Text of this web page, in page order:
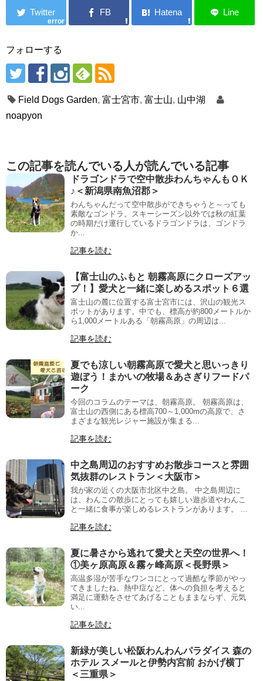
error
フォローする
Field Dogs Garden, 富士宮市, 富士山, 山中湖
noapyon
この記事を読んでいる人が読んでいる記事
ドラゴンドラで空中散歩わんちゃんもＯＫ
♪＜新潟県南魚沼郡＞
わんちゃんだって空中散歩ができちゃうと～っても
素敵なゴンドラ。スキーシーズン以外では秋の紅葉
の時期だけ運行しているドラゴンドラは、ゴンドラ
か...
記事を読む
【富士山のふもと 朝霧高原にクローズアッ
プ！】愛犬と一緒に楽しめるスポット６選
富士山の麓に位置する富士宮市には、沢山の観光ス
ポットがあります。中でも、標高が約800メートルか
ら1,000メートルある「朝霧高原」の周辺は...
記事を読む
夏でも涼しい朝霧高原で愛犬と思いっきり
遊ぼう！まかいの牧場＆あさぎりフードパ
ーク
今回のコラムのテーマは、朝霧高原。 朝霧高原は、
富士山の西側にある標高700～1,000mの高原で、さ
まざまな観光レジャー施設が集まる...
記事を読む
中之島周辺のおすすめお散歩コースと雰囲
気抜群のレストラン＜大阪市＞
我が家の近くの大阪市北区中之島。 中之島周辺に
は、わんこの散歩にとっても嬉しい遊歩道やわんこ
と一緒に食事が楽しめるレストランがあります。 ...
記事を読む
夏に暑さから逃れて愛犬と天空の世界へ！
①美ヶ原高原＆霧ヶ峰高原＜長野県＞
高温多湿が苦手なワンコにとって過酷な季節がやっ
てきましたね。熱中症など、体への負担を考えると
満足に運動をさせてあげることもままならず、元気
い...
記事を読む
新緑が美しい松阪わんわんパラダイス 森の
ホテル スメールと伊勢内宮前 おかげ横丁
＜三重県＞